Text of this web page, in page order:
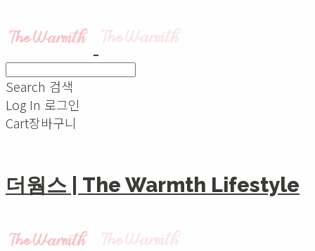
Search 검색
Log In 로그인
Cart장바구니
더웜스 | The Warmth Lifestyle